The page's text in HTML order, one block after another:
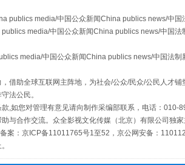
publics media/中国公众新闻China publics news/中
media/中国公众新闻China publics news/中国
media/中国公众新闻China publics news/中国法
借助全球互联网主阵地，为社会/公众/民众/公民人才
法公民。
,如您对管理有意见请向制作采编部联系，电话：
与合作交流。众全影视文化传媒（北京）有限公司独家
案：京ICP备11011765号1至52，京公网安备：